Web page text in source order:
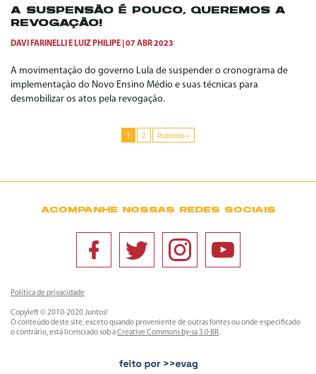
A SUSPENSÃO É POUCO, QUEREMOS A
REVOGAÇÃO!
DAVI FARINELLI E LUIZ PHILIPE 07 ABR 2023
A movimentação do governo Lula de suspender o cronograma de
implementação do Novo Ensino Médio e suas técnicas para
desmobilizar os atos pela revogação.
1 2 Próximo »
ACOMPANHE NOSSAS REDES SOCIAIS
Política de privacidade
Copyleft © 2010-2020 Juntos!
O conteúdo deste site, exceto quando proveniente de outras fontes ou onde especificado
o contrário, está licenciado sob aCreative Commons by-sa 3.0 BR.